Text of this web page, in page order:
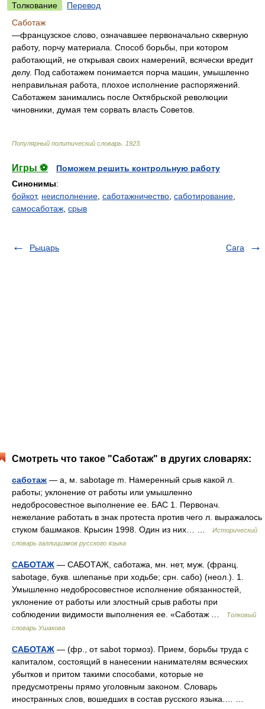
Толкование
Перевод
Саботаж
—французское слово, означавшее первоначально скверную
работу, порчу материала. Способ борьбы, при котором
работающий, не открывая своих намерений, всячески вредит
делу. Под саботажем понимается порча машин, умышленно
неправильная работа, плохое исполнение распоряжений.
Саботажем занимались после Октябрьской революции
чиновники, думая тем сорвать власть Советов.
Популярный политический словарь 1923
Игры ⚽
Поможем решить контрольную работу
Синонимы:
бойкот, неисполнение саботажничество саботирование
самосаботаж срыв
Рыцарь Сага
Смотреть что такое "Саботаж" в других словарях:
саботаж — а, м. sabotage m. Намеренный срыв какой л.
работы; уклонение от работы или умышленно
недобросовестное выполнение ее. БАС 1. Первонач.
нежелание работать в знак протеста против чего л. выражалось
стуком башмаков. Крысин 1998. Один из них… …
Исторический
словарь галлицизмов русского языка
САБОТАЖ — САБОТАЖ, саботажа, мн. нет, муж. (франц.
sabotage, букв. шлепанье при ходьбе; срн. сабо) (неол.). 1.
Умышленно недобросовестное исполнение обязанностей,
уклонение от работы или злостный срыв работы при
соблюдении видимости выполнения ее. «Саботаж …
Толковый
словарь Ушакова
САБОТАЖ — (фр., от sabot тормоз). Прием, борьбы труда с
капиталом, состоящий в нанесении нанимателям всяческих
убытков и притом такими способами, которые не
предусмотрены прямо уголовным законом. Словарь
иностранных слов, вошедших в состав русского языка.… …